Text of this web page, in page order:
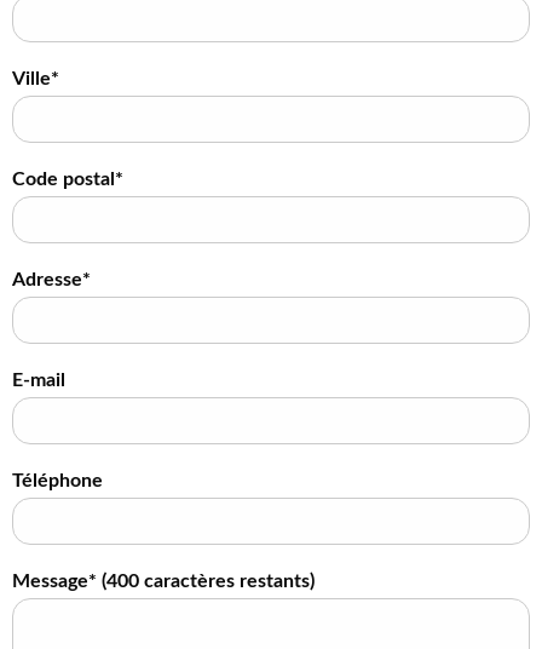
Ville*
Code postal*
Adresse*
E-mail
Téléphone
Message* (400 caractères restants)